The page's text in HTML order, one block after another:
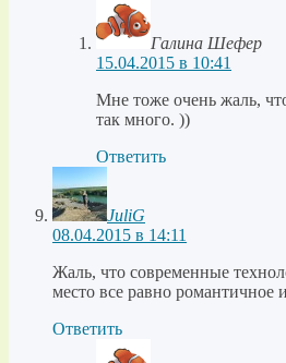
Галина Шефер
15.04.2015 в 10:41
Мне тоже очень жаль,
так много. ))
Ответить
JuliG
08.04.2015 в 14:11
Жаль, что современные
место все равно романтичное
Ответить